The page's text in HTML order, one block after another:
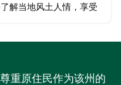
解当地风土人情，享受
重原住民作为该州的